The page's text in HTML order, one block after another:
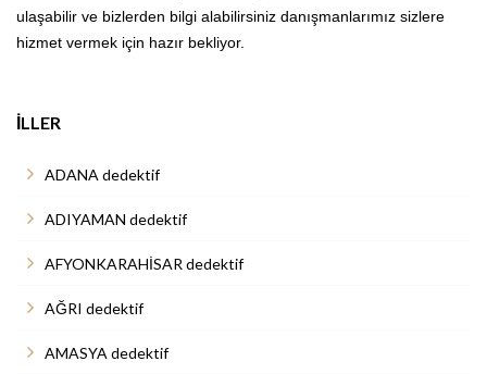
ulaşabilir ve bizlerden bilgi alabilirsiniz danışmanlarımız sizlere
hizmet vermek için hazır bekliyor.
İLLER
ADANA dedektif
ADIYAMAN dedektif
AFYONKARAHİSAR dedektif
AĞRI dedektif
AMASYA dedektif